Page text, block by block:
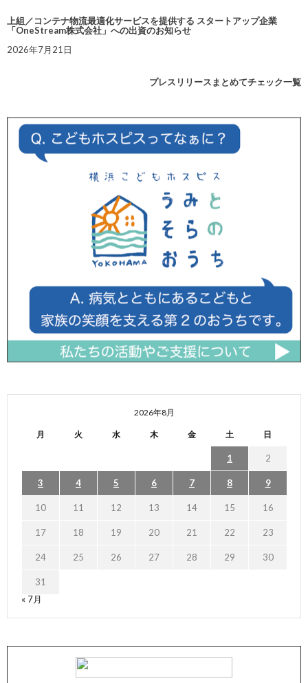
上組／コンテナ物流最適化サービスを提供する スタートアップ企業
「OneStream株式会社」への出資のお知らせ
2026年7月21日
プレスリリースまとめてチェック一覧
2026年8月
月 火 水 木 金 土 日
1 2
3 4 5 6 7 8 9
10 11 12 13 14 15 16
17 18 19 20 21 22 23
24 25 26 27 28 29 30
31
« 7月